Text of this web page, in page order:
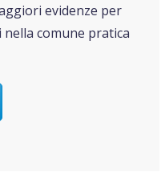
evidenze per
comune pratica